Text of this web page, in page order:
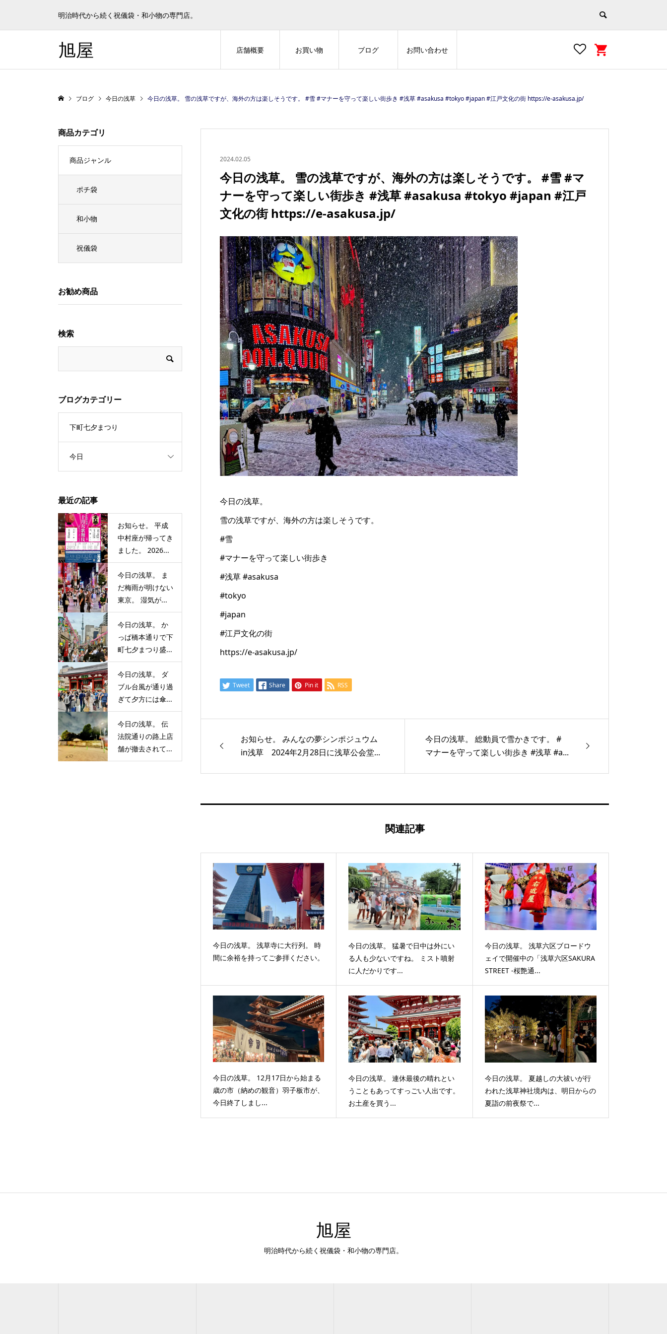
明治時代から続く祝儀袋・和小物の専門店。
旭屋 店舗概要 お買い物 ブログ お問い合わせ
ブログ 今日の浅草 今日の浅草。 雪の浅草ですが、海外の方は楽しそうです。 #雪 #マナーを守って楽しい街歩き #浅草 #asakusa #tokyo #japan #江戸文化の街 https://e-asakusa.jp/
2024.02.05
今日の浅草。 雪の浅草ですが、海外の方は楽しそうです。 #雪 #マ
ナーを守って楽しい街歩き #浅草 #asakusa #tokyo #japan #江戸
文化の街 https://e-asakusa.jp/
今日の浅草。
雪の浅草ですが、海外の方は楽しそうです。
#雪
#マナーを守って楽しい街歩き
#浅草 #asakusa
#tokyo
#japan
#江戸文化の街
https://e-asakusa.jp/
Tweet Share Pin it RSS
お知らせ。 みんなの夢シンポジュウム
in浅草 2024年2月28日に浅草公会堂...
今日の浅草。 総動員で雪かきです。 #
マナーを守って楽しい街歩き #浅草 #a...
関連記事
今日の浅草。 浅草寺に大行列。 時
間に余裕を持ってご参拝ください。
今日の浅草。 猛暑で日中は外にい
る人も少ないですね。 ミスト噴射
に人だかりです...
今日の浅草。 浅草六区ブロードウ
ェイで開催中の「浅草六区SAKURA
STREET -桜艶通...
今日の浅草。 12月17日から始まる
歳の市（納めの観音）羽子板市が、
今日終了しまし...
今日の浅草。 連休最後の晴れとい
うこともあってすっごい人出です。
お土産を買う...
今日の浅草。 夏越しの大祓いが行
われた浅草神社境内は、明日からの
夏詣の前夜祭で...
商品カテゴリ
商品ジャンル
ポチ袋
和小物
祝儀袋
お勧め商品
検索
ブログカテゴリー
下町七夕まつり
今日
最近の記事
お知らせ。 平成
中村座が帰ってき
ました。 2026...
今日の浅草。 ま
だ梅雨が明けない
東京。 湿気が...
今日の浅草。 か
っぱ橋本通りで下
町七夕まつり盛...
今日の浅草。 ダ
ブル台風が通り過
ぎて夕方には傘...
今日の浅草。 伝
法院通りの路上店
舗が撤去されて...
旭屋
明治時代から続く祝儀袋・和小物の専門店。